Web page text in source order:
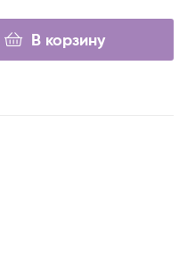
В корзину